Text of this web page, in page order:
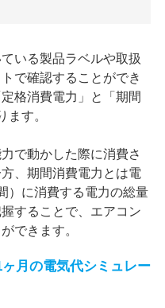
いる製品ラベルや取扱
で確認することができ
格消費電力」と「期間
ます。
で動かした際に消費さ
、期間消費電力とは電
）に消費する電力の総量
することで、エアコン
できます。
ヶ月の電気代シミュレー